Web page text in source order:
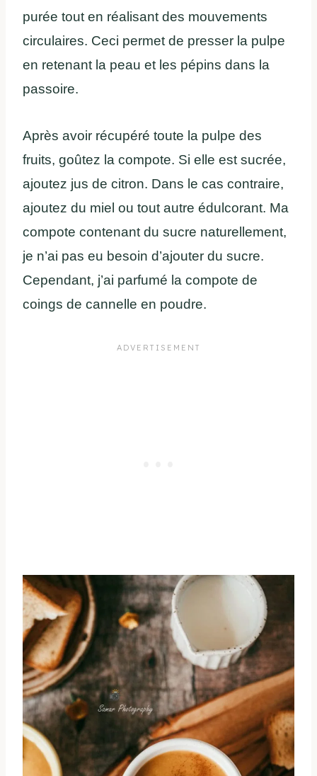
purée tout en réalisant des mouvements
circulaires. Ceci permet de presser la pulpe
en retenant la peau et les pépins dans la
passoire.
Après avoir récupéré toute la pulpe des
fruits, goûtez la compote. Si elle est sucrée,
ajoutez jus de citron. Dans le cas contraire,
ajoutez du miel ou tout autre édulcorant. Ma
compote contenant du sucre naturellement,
je n’ai pas eu besoin d’ajouter du sucre.
Cependant, j’ai parfumé la compote de
coings de cannelle en poudre.